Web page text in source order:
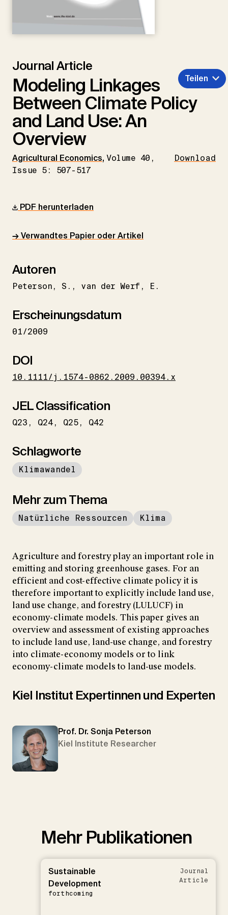
Journal Article
Modeling Linkages
Between Climate Policy
and Land Use: An
Overview
Agricultural Economics, Volume 40,
Issue 5: 507-517
Download
Teilen
PDF herunterladen
→ Verwandtes Papier oder Artikel
Autoren
Peterson S. van der Werf E.
Erscheinungsdatum
01/2009
DOI
10.1111/j.1574-0862.2009.00394.x
JEL Classification
Q23 Q24 Q25 Q42
Schlagworte
Klimawandel
Mehr zum Thema
Natürliche Ressourcen Klima
Agriculture and forestry play an important role in
emitting and storing greenhouse gases. For an
efficient and cost-effective climate policy it is
therefore important to explicitly include land use,
land use change, and forestry (LULUCF) in
economy-climate models. This paper gives an
overview and assessment of existing approaches
to include land use, land-use change, and forestry
into climate-economy models or to link
economy-climate models to land-use models.
Kiel Institut Expertinnen und Experten
Prof. Dr. Sonja Peterson
Kiel Institute Researcher
Mehr Publikationen
Sustainable
Development
forthcoming
Journal
Article